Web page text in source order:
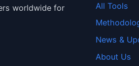
worldwide for
All Tools
News &
About Us